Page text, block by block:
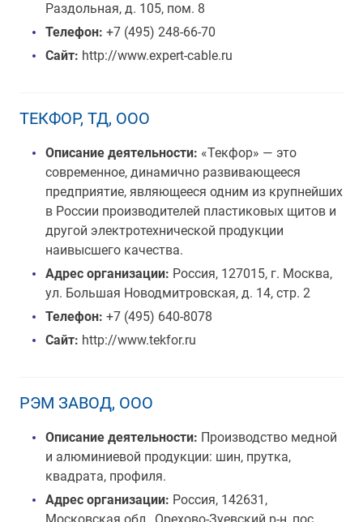
Раздольная, д. 105, пом. 8
Телефон: +7 (495) 248-66-70
Сайт: http://www.expert-cable.ru
ТЕКФОР, ТД, ООО
Описание деятельности: «Текфор» — это
современное, динамично развивающееся
предприятие, являющееся одним из крупнейших
в России производителей пластиковых щитов и
другой электротехнической продукции
наивысшего качества.
Адрес организации: Россия, 127015, г. Москва,
ул. Большая Новодмитровская, д. 14, стр. 2
Телефон: +7 (495) 640-8078
Сайт: http://www.tekfor.ru
РЭМ ЗАВОД, ООО
Описание деятельности: Производство медной
и алюминиевой продукции: шин, прутка,
квадрата, профиля.
Адрес организации: Россия, 142631,